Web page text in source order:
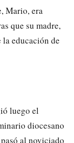
Mario, era
que su madre,
la educación de
luego el
diocesano
al noviciado